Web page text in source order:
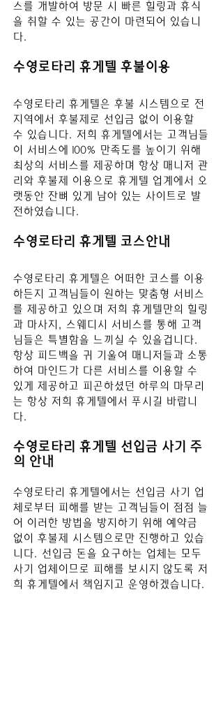
스를 개발하여 방문 시 빠른 힐링과 휴식
을 취할 수 있는 공간이 마련되어 있습니
다.
수영로타리 휴게텔 후불이용
수영로타리
휴게텔은 후불 시스템으로 전
지역에서 후불제로 선입금 없이 이용할
수 있습니다. 저희 휴게텔에서는 고객님들
이 서비스에 100% 만족도를 높이기 위해
최상의 서비스를 제공하며 항상 매니저 관
리와 후불제 이용으로 휴게텔 업계에서 오
랫동안 잔뼈 있게 남아 있는 사이트로 발
전하였습니다.
수영로타리 휴게텔 코스안내
수영로타리
휴게텔은 어떠한 코스를 이용
하든지 고객님들이 원하는 맞춤형 서비스
를 제공하고 있으며 저희 휴게텔만의 힐링
과 마사지, 스웨디시 서비스를 통해 고객
님들은 특별함을 느끼실 수 있을겁니다.
항상 피드백을 귀 기울여 매니저들과 소통
하여 마인드가 다른 서비스를 이용할 수
있게 제공하고 피곤하셨던 하루의 마무리
는 항상 저희 휴게텔에서 푸시길 바랍니
다.
수영로타리 휴게텔 선입금 사기 주
의 안내
수영로타리 휴게텔에서는 선입금 사기 업
체로부터 피해를 받는 고객님들이 점점 늘
어 이러한 방법을 방지하기 위해 예약금
없이 후불제 시스템으로만 진행하고 있습
니다. 선입금 돈을 요구하는 업체는 모두
사기 업체이므로 피해를 보시지 않도록 저
희 휴게텔에서 책임지고 운영하겠습니다.